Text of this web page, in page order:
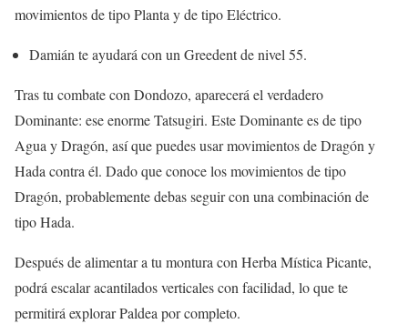
movimientos de tipo Planta y de tipo Eléctrico.
Damián te ayudará con un Greedent de nivel 55.
Tras tu combate con Dondozo, aparecerá el verdadero
Dominante: ese enorme Tatsugiri. Este Dominante es de tipo
Agua y Dragón, así que puedes usar movimientos de Dragón y
Hada contra él. Dado que conoce los movimientos de tipo
Dragón, probablemente debas seguir con una combinación de
tipo Hada.
Después de alimentar a tu montura con Herba Mística Picante,
podrá escalar acantilados verticales con facilidad, lo que te
permitirá explorar Paldea por completo.